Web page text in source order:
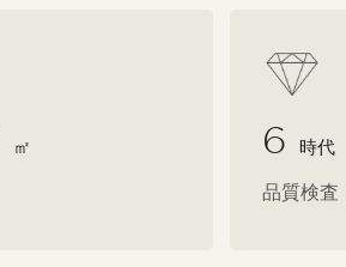
㎡ 6 時代
品質検査